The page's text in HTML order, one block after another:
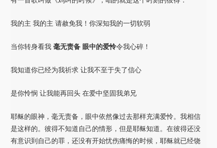
我的主 我的主 请赦免我！你深知我的一切软弱
当你转身看我毫无责备 眼中的爱怜令我心碎！
我知道你已经为我祈求 让我不至于失了信心
是你怜悯 让我能再回头 在爱中坚固我弟兄
耶稣的眼神，毫无责备，眼中依然像过去那样充满爱怜。我相信
是这样的。彼得不知道自己的情形，但是耶稣知道。在彼得还没
有意识到自己的罪，还没有开始忧伤痛悔的时候，耶稣就已经饶